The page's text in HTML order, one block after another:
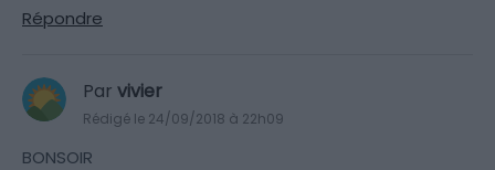
Répondre
Par vivier
Rédigé le 24/09/2018 à 22h09
BONSOIR